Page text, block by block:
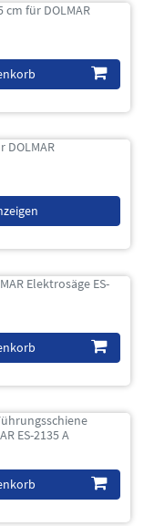
für DOLMAR
DOLMAR
Elektrosäge ES-
ES-2135 A